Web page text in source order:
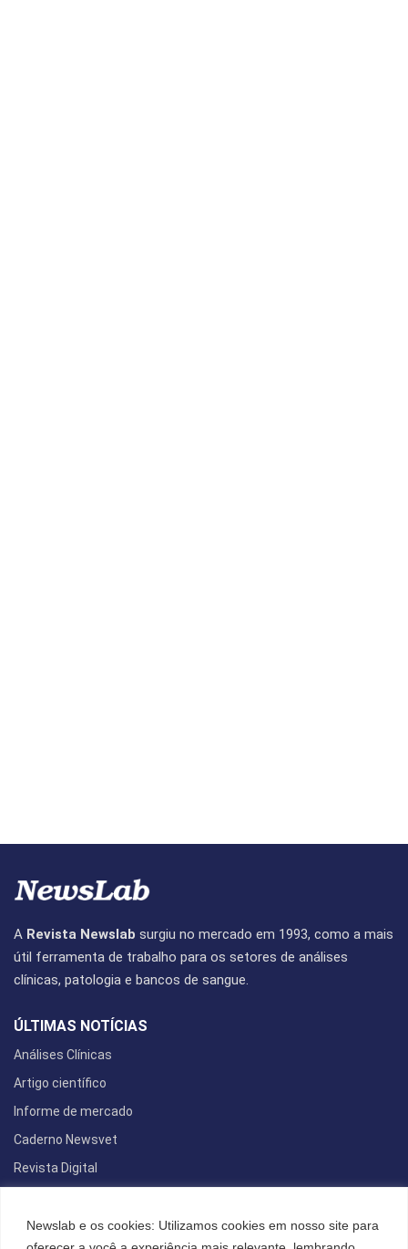
Newslab e os cookies: Utilizamos cookies em nosso site para
A Revista Newslab surgiu no mercado em 1993, como a mais
útil ferramenta de trabalho para os setores de análises
clínicas, patologia e bancos de sangue.
ÚLTIMAS NOTÍCIAS
Análises Clínicas
Artigo científico
Informe de mercado
Caderno Newsvet
Revista Digital